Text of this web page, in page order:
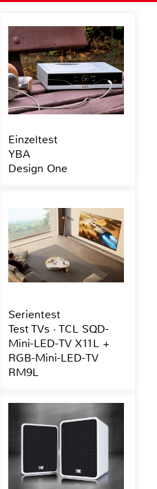
Einzeltest
YBA
Design One
Serientest
Test TVs · TCL SQD-
Mini-LED-TV X11L +
RGB-Mini-LED-TV
RM9L